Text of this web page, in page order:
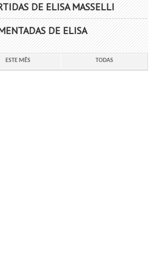
DE ELISA MASSELLI
DE ELISA
ESTE MÊS TODAS